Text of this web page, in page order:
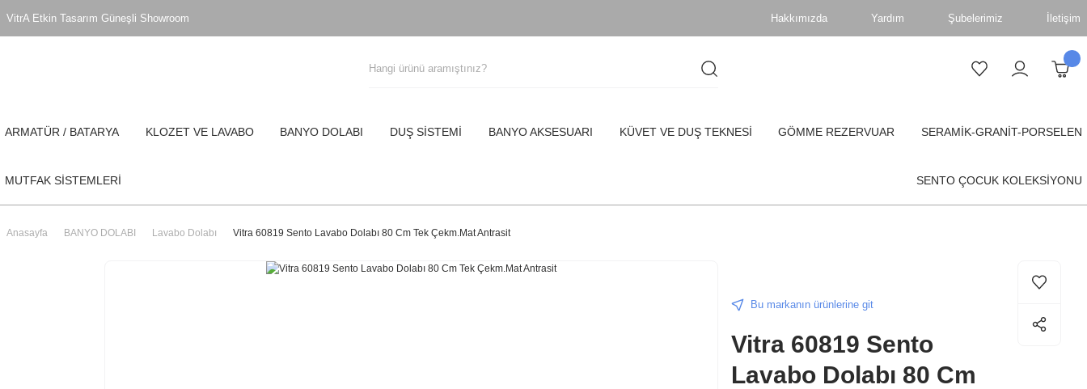
VitrA Etkin Tasarım Güneşli Showroom Hakkımızda Yardım Şubelerimiz İletişim
ARMATÜR / BATARYA KLOZET VE LAVABO BANYO DOLABI DUŞ SİSTEMİ BANYO AKSESUARI KÜVET VE DUŞ TEKNESİ GÖMME REZERVUAR SERAMİK-GRANİT-PORSELEN
MUTFAK SİSTEMLERİ SENTO ÇOCUK KOLEKSİYONU
Anasayfa BANYO DOLABI Lavabo Dolabı Vitra 60819 Sento Lavabo Dolabı 80 Cm Tek Çekm.Mat Antrasit
Bu markanın ürünlerine git
Vitra 60819 Sento
Lavabo Dolabı 80 Cm